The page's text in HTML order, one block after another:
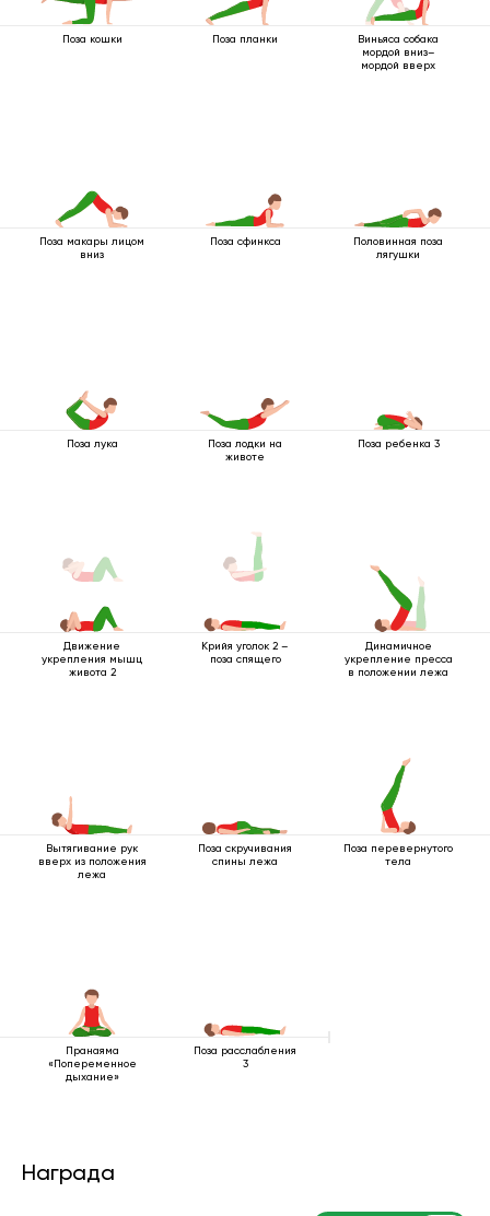
Поза кошки Поза планки
Виньяса собака
мордой вниз–
мордой вверх
Поза макары лицом
вниз
Поза сфинкса
Половинная поза
лягушки
Поза лука
Поза лодки на
животе
Поза ребенка 3
Движение
укрепления мышц
живота 2
Крийя уголок 2 –
поза спящего
Динамичное
укрепление пресса
в положении лежа
Вытягивание рук
вверх из положения
лежа
Поза скручивания
спины лежа
Поза перевернутого
тела
Пранаяма
«Попеременное
дыхание»
Поза расслабления
3
Награда